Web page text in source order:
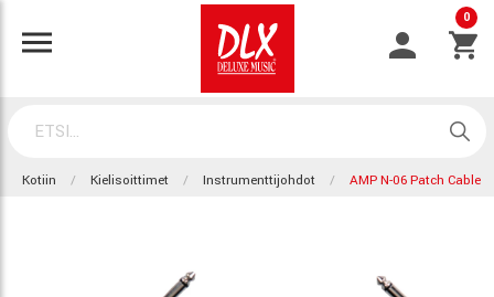
0
Kotiin Kielisoittimet Instrumenttijohdot AMP N-06 Patch Cable